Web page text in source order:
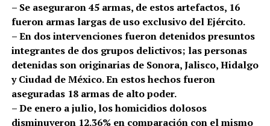
localizados 50 mil pesos en efectivo.
Los afectados reconocieron al hombre como el presunto
responsable, por lo que fue detenido Rodrigo Israel “N”
y puesto a disposición de la Fiscalía General del Estado,
autoridad que dará seguimiento y determinará su
situación jurídica.
En lo que va del año, la Policía de León ha brindado 1 mil
– Se aseguraron 45 armas, de estos artefactos, 16
fueron armas largas de uso exclusivo del Ejército.
– En dos intervenciones fueron detenidos presuntos
integrantes de dos grupos delictivos; las personas
detenidas son originarias de Sonora, Jalisco, Hidalgo
y Ciudad de México. En estos hechos fueron
aseguradas 18 armas de alto poder.
– De enero a julio, los homicidios dolosos
disminuyeron 12.36% en comparación con el mismo